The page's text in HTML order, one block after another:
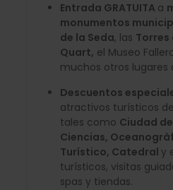
Entrada GRATUITA a
monumentos
de la Seda, las Torres
Quart, el Museo
muchos otros lugares
Descuentos
atractivos turísticos
tales como Ciudad
Ciencias,
Turístico, Catedral y
turísticos, visitas
spas y tiendas.